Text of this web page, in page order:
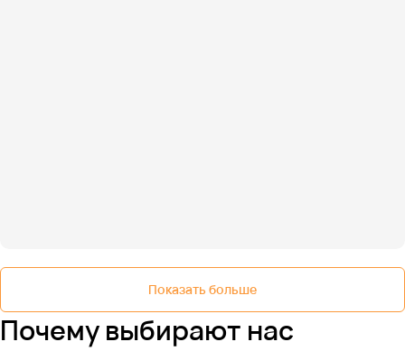
Показать больше
Почему выбирают нас